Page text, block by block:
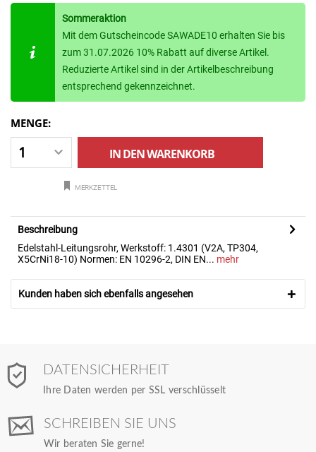
Sommeraktion
Mit dem Gutscheincode SAWADE10 erhalten Sie bis
zum 31.07.2026 10% Rabatt auf diverse Artikel.
Reduzierte Artikel sind in der Artikelbeschreibung
entsprechend gekennzeichnet.
MENGE:
IN DENWARENKORB
MERKZETTEL
Beschreibung
Edelstahl-Leitungsrohr, Werkstoff: 1.4301 (V2A, TP304,
X5CrNi18-10) Normen: EN 10296-2, DIN EN... mehr
Kunden haben sich ebenfalls angesehen
DATENSICHERHEIT
Ihre Daten werden per SSL verschlüsselt
SCHREIBEN SIE UNS
Wir beraten Sie gerne!